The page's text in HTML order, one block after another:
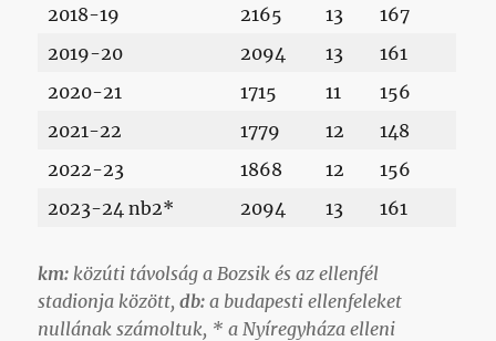
2018-19
2165 13
167
2019-20
2094 13
161
2020-21
1715 11
156
2021-22
1779 12
148
2022-23
1868 12
156
2023-24 nb2*
2094 13 161
km: közúti távolság a Bozsik és az ellenfél
stadionja között,db:a budapesti ellenfeleket
nullának számoltuk, * a Nyíregyháza elleni